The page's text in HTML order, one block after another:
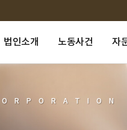
법인소개 노동사건 자